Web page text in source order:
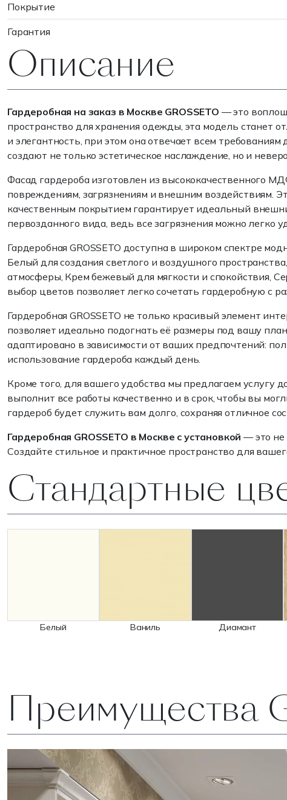
Покрытие
Гарантия
Описание
Гардеробная на заказ в Москве GROSSETO — это
пространство для хранения одежды, эта модель станет
и элегантность, при этом она отвечает всем
создают не только эстетическое наслаждение, но и
Фасад гардероба изготовлен из высококачественного
повреждениям, загрязнениям и внешним воздействиям.
качественным покрытием гарантирует идеальный
первозданного вида, ведь все загрязнения можно легко
Гардеробная GROSSETO доступна в широком спектре
Белый для создания светлого и воздушного
атмосферы, Крем бежевый для мягкости и спокойствия,
выбор цветов позволяет легко сочетать гардеробную
Гардеробная GROSSETO не только красивый элемент
позволяет идеально подогнать её размеры под вашу
адаптировано в зависимости от ваших предпочтений:
использование гардероба каждый день.
Кроме того, для вашего удобства мы предлагаем услугу
выполнит все работы качественно и в срок, чтобы вы
гардероб будет служить вам долго, сохраняя отличное
Гардеробная GROSSETO в Москве с установкой— это не
Создайте стильное и практичное пространство для
Стандартные
Белый Ваниль Диамант
Преимущества